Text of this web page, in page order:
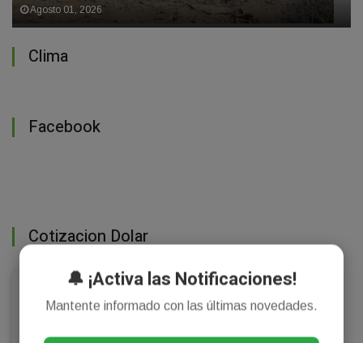
Agosto 01, 2026
Clima
Facebook
Cotizacion Dolar
💵 Dólar Argentina
🔔 ¡Activa las Notificaciones!
Mantente informado con las últimas novedades.